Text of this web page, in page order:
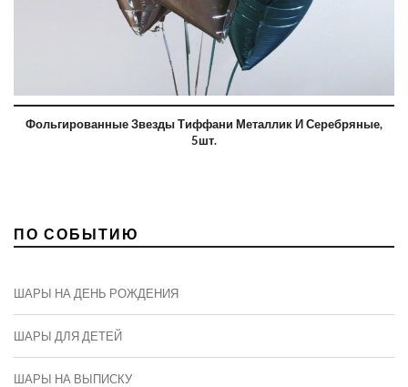
Фольгированные Звезды Тиффани Металлик И Серебряные,
5шт.
ПО СОБЫТИЮ
ШАРЫ НА ДЕНЬ РОЖДЕНИЯ
ШАРЫ ДЛЯ ДЕТЕЙ
ШАРЫ НА ВЫПИСКУ